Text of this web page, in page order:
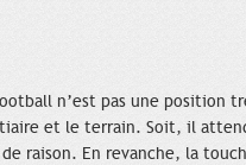
n’est pas une position
et le terrain. Soit, il
raison. En revanche, la